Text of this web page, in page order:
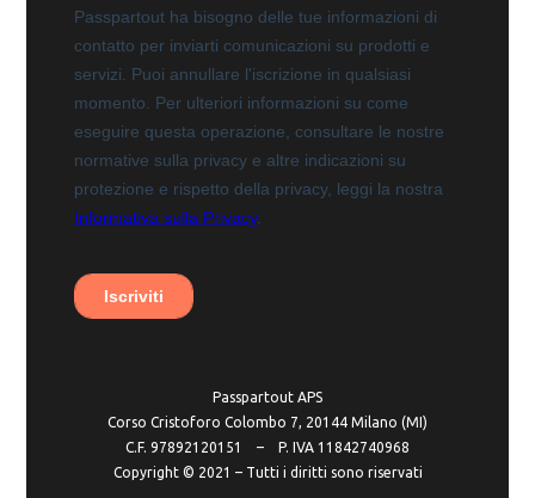
Passpartout APS
Corso Cristoforo Colombo 7, 20144 Milano (MI)
C.F. 97892120151 – P. IVA 11842740968
Copyright ©️ 2021 – Tutti i diritti sono riservati